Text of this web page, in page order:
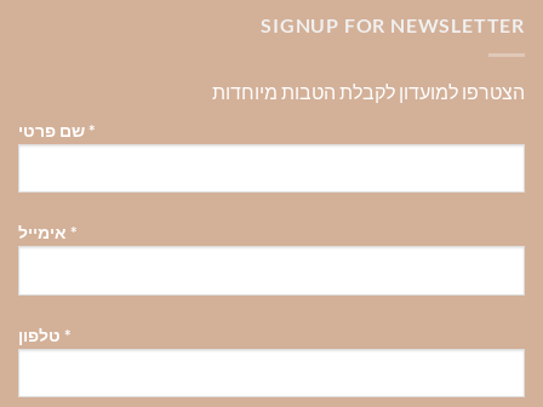
SIGNUP FOR NEWSLETTER
הצטרפו למועדון לקבלת הטבות מיוחדות
*
*
*